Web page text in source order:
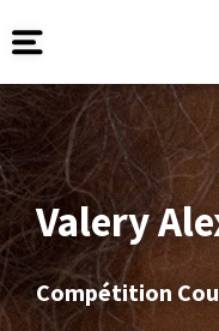
Valery
Compétition